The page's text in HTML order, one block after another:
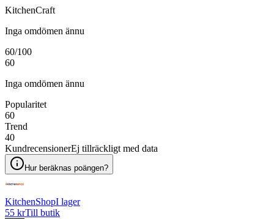
KitchenCraft
Inga omdömen ännu
60/100
60
Inga omdömen ännu
Popularitet
60
Trend
40
KundrecensionerEj tillräckligt med data
Hur beräknas poängen?
KitchenShopI lager
55 krTill butik